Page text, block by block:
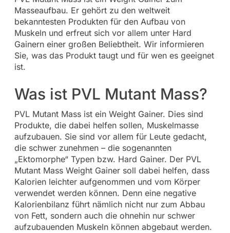
Masseaufbau. Er gehört zu den weltweit
bekanntesten Produkten für den Aufbau von
Muskeln und erfreut sich vor allem unter Hard
Gainern einer großen Beliebtheit. Wir informieren
Sie, was das Produkt taugt und für wen es geeignet
ist.
Was ist PVL Mutant Mass?
PVL Mutant Mass ist ein Weight Gainer. Dies sind
Produkte, die dabei helfen sollen, Muskelmasse
aufzubauen. Sie sind vor allem für Leute gedacht,
die schwer zunehmen – die sogenannten
„Ektomorphe“ Typen bzw. Hard Gainer. Der PVL
Mutant Mass Weight Gainer soll dabei helfen, dass
Kalorien leichter aufgenommen und vom Körper
verwendet werden können. Denn eine negative
Kalorienbilanz führt nämlich nicht nur zum Abbau
von Fett, sondern auch die ohnehin nur schwer
aufzubauenden Muskeln können abgebaut werden.